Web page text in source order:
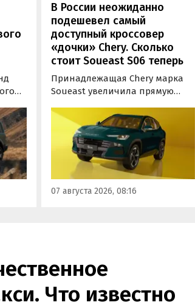
В России неожиданно
подешевел самый
доступный кроссовер
«дочки» Chery. Сколько
стоит Soueast S06 теперь
Принадлежащая Chery марка
Soueast увеличила прямую
доступный кроссовер S06 в
России на 100 тыс. рублей.
Теперь при его покупке можно
сэкономить рекордные 250 тыс.
рублей, узнали «Автоновости
дня» в ходе мониторинга
прайс-листов марки.
07 августа 2026, 08:16
Что известно